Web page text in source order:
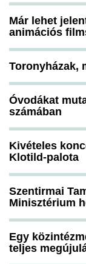
Már lehet
animációs
Toronyházak,
Óvodákat
számában
Kivételes
Klotild-palota
Szentirmai
Minisztérium
Egy
teljes